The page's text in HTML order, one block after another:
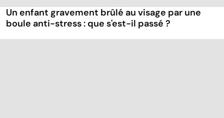
Un enfant gravement brûlé au visage par une
boule anti-stress : que s'est-il passé ?